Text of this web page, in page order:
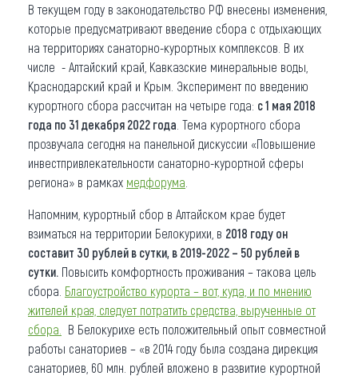
В текущем году в законодательство РФ внесены изменения,
которые предусматривают введение сбора с отдыхающих
на территориях санаторно-курортных комплексов. В их
числе - Алтайский край, Кавказские минеральные воды,
Краснодарский край и Крым. Эксперимент по введению
курортного сбора рассчитан на четыре года: с 1 мая 2018
года по 31 декабря 2022 года . Тема курортного сбора
прозвучала сегодня на панельной дискуссии «Повышение
инвестпривлекательности санаторно-курортной сферы
региона» в рамках медфорума
Напомним, курортный сбор в Алтайском крае будет
взиматься на территории Белокурихи, в 2018 году он
составит 30 рублей в сутки, в 2019-2022 – 50 рублей в
сутки. Повысить комфортность проживания – такова цель
сбора. Благоустройство курорта – вот, куда, и по мнению
жителей края, следует потратить средства, вырученные от
сбора.
В Белокурихе есть положительный опыт совместной
работы санаториев – «в 2014 году была создана дирекция
санаториев, 60 млн. рублей вложено в развитие курортной